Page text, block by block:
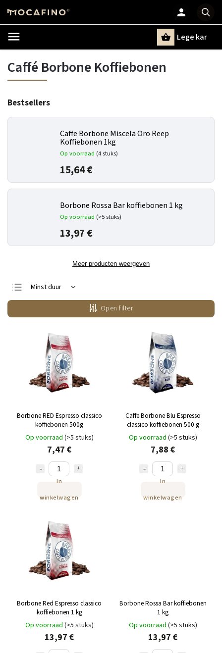
Lege kar
Caffé Borbone Koffiebonen
Bestsellers
Caffe Borbone Miscela Oro Reep
Koffiebonen 1kg
Op voorraad (4 stuks)
15,64 €
Borbone Rossa Bar koffiebonen 1 kg
Op voorraad (>5 stuks)
13,97 €
Meer producten weergeven
Minst duur
Duurste
Bestsellers
Alfabetisch
Open filter
Borbone RED Espresso classico
koffiebonen 500g
Op voorraad (>5 stuks)
7,47 €
In
winkelwagen
Caffe Borbone Blu Espresso
classico koffiebonen 500 g
Op voorraad (>5 stuks)
7,88 €
In
winkelwagen
Borbone Red Espresso classico
koffiebonen 1 kg
Op voorraad (>5 stuks)
13,97 €
Borbone Rossa Bar koffiebonen
1 kg
Op voorraad (>5 stuks)
13,97 €